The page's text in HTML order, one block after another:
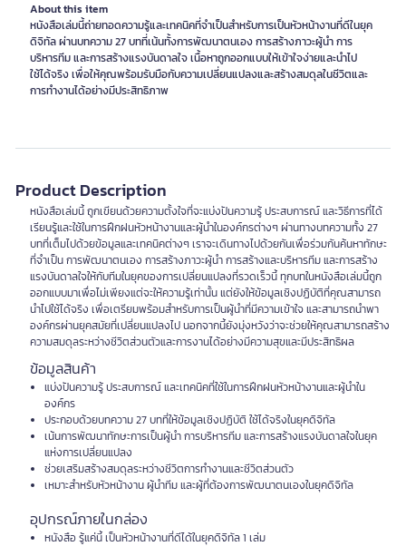
About this item
หนังสือเล่มนี้ถ่ายทอดความรู้และเทคนิคที่จำเป็นสำหรับการเป็นหัวหน้างานที่ดีในยุค
ดิจิทัล ผ่านบทความ 27 บทที่เน้นทั้งการพัฒนาตนเอง การสร้างภาวะผู้นำ การ
บริหารทีม และการสร้างแรงบันดาลใจ เนื้อหาถูกออกแบบให้เข้าใจง่ายและนำไป
ใช้ได้จริง เพื่อให้คุณพร้อมรับมือกับความเปลี่ยนแปลงและสร้างสมดุลในชีวิตและ
การทำงานได้อย่างมีประสิทธิภาพ
Product Description
หนังสือเล่มนี้ ถูกเขียนด้วยความตั้งใจที่จะแบ่งปันความรู้ ประสบการณ์ และวิธีการที่ได้
เรียนรู้และใช้ในการฝึกฝนหัวหน้างานและผู้นำในองค์กรต่างๆ ผ่านทางบทความทั้ง 27
บทที่เต็มไปด้วยข้อมูลและเทคนิคต่างๆ เราจะเดินทางไปด้วยกันเพื่อร่วมกันค้นหาทักษะ
ที่จำเป็น การพัฒนาตนเอง การสร้างภาวะผู้นำ การสร้างและบริหารทีม และการสร้าง
แรงบันดาลใจให้กับทีมในยุคของการเปลี่ยนแปลงที่รวดเร็วนี้ ทุกบทในหนังสือเล่มนี้ถูก
ออกแบบมาเพื่อไม่เพียงแต่จะให้ความรู้เท่านั้น แต่ยังให้ข้อมูลเชิงปฏิบัติที่คุณสามารถ
นำไปใช้ได้จริง เพื่อเตรียมพร้อมสำหรับการเป็นผู้นำที่มีความเข้าใจ และสามารถนำพา
องค์กรผ่านยุคสมัยที่เปลี่ยนแปลงไป นอกจากนี้ยังมุ่งหวังว่าจะช่วยให้คุณสามารถสร้าง
ความสมดุลระหว่างชีวิตส่วนตัวและการงานได้อย่างมีความสุขและมีประสิทธิผล
ข้อมูลสินค้า
แบ่งปันความรู้ ประสบการณ์ และเทคนิคที่ใช้ในการฝึกฝนหัวหน้างานและผู้นำใน
องค์กร
ประกอบด้วยบทความ 27 บทที่ให้ข้อมูลเชิงปฏิบัติ ใช้ได้จริงในยุคดิจิทัล
เน้นการพัฒนาทักษะการเป็นผู้นำ การบริหารทีม และการสร้างแรงบันดาลใจในยุค
แห่งการเปลี่ยนแปลง
ช่วยเสริมสร้างสมดุลระหว่างชีวิตการทำงานและชีวิตส่วนตัว
เหมาะสำหรับหัวหน้างาน ผู้นำทีม และผู้ที่ต้องการพัฒนาตนเองในยุคดิจิทัล
อุปกรณ์ภายในกล่อง
หนังสือ รู้แค่นี้ เป็นหัวหน้างานที่ดีได้ในยุคดิจิทัล 1 เล่ม